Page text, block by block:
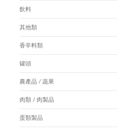
飲料
其他類
香辛料類
罐頭
農產品 / 蔬果
肉類 / 肉製品
蛋類製品